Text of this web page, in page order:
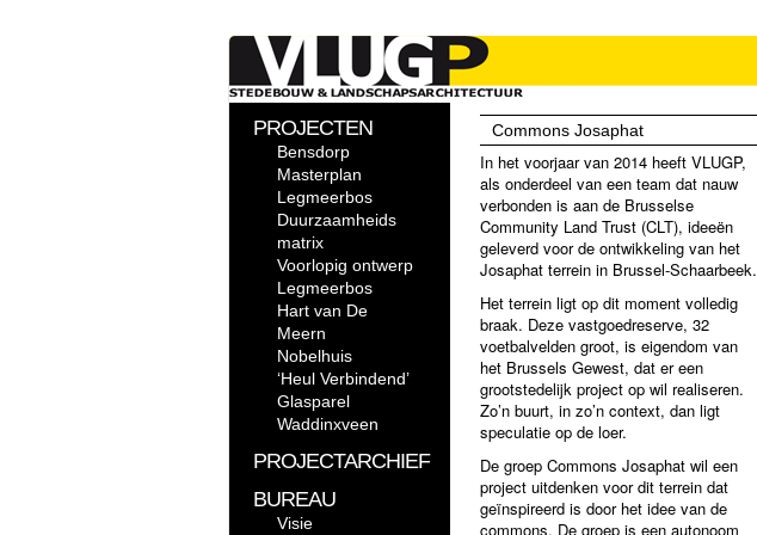
PROJECTEN
Bensdorp
Masterplan
Legmeerbos
Duurzaamheids
matrix
Voorlopig ontwerp
Legmeerbos
Hart van De
Meern
Nobelhuis
‘Heul Verbindend’
Glasparel
Waddinxveen
PROJECTARCHIEF
BUREAU
Visie
Commons Josaphat
In het voorjaar van 2014 heeft VLUGP,
als onderdeel van een team dat nauw
verbonden is aan de Brusselse
Community Land Trust (CLT), ideeën
geleverd voor de ontwikkeling van het
Josaphat terrein in Brussel-Schaarbeek.
Het terrein ligt op dit moment volledig
braak. Deze vastgoedreserve, 32
voetbalvelden groot, is eigendom van
het Brussels Gewest, dat er een
grootstedelijk project op wil realiseren.
Zo’n buurt, in zo’n context, dan ligt
speculatie op de loer.
De groep Commons Josaphat wil een
project uitdenken voor dit terrein dat
geïnspireerd is door het idee van de
commons. De groep is een autonoom